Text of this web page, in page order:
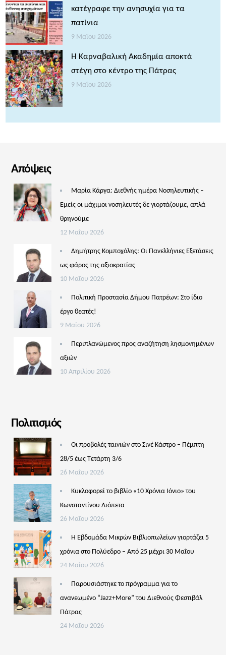
κατέγραφε την ανησυχία για τα
πατίνια
9 Μαΐου 2026
Η Καρναβαλική Ακαδημία αποκτά
στέγη στο κέντρο της Πάτρας
9 Μαΐου 2026
Απόψεις
Μαρία Κάργα: Διεθνής ημέρα Νοσηλευτικής –
Εμείς οι μάχιμοι νοσηλευτές δε γιορτάζουμε, απλά
θρηνούμε
12 Μαΐου 2026
Δημήτρης Κομποχόλης: Οι Πανελλήνιες Εξετάσεις
ως φάρος της αξιοκρατίας
10 Μαΐου 2026
Πολιτική Προστασία Δήμου Πατρέων: Στο ίδιο
έργο θεατές!
9 Μαΐου 2026
Περιπλανώμενος προς αναζήτηση λησμονημένων
αξιών
10 Απριλίου 2026
Πολιτισμός
Οι προβολές ταινιών στο Σινέ Κάστρο – Πέμπτη
28/5 έως Τετάρτη 3/6
26 Μαΐου 2026
Κυκλοφορεί το βιβλίο «10 Χρόνια Ιόνιο» του
Κωνσταντίνου Λιόπετα
26 Μαΐου 2026
Η Εβδομάδα Μικρών Βιβλιοπωλείων γιορτάζει 5
χρόνια στο Πολύεδρο – Από 25 μέχρι 30 Μαΐου
24 Μαΐου 2026
Παρουσιάστηκε το πρόγραμμα για το
ανανεωμένο “Jazz+More” του Διεθνούς Φεστιβάλ
Πάτρας
24 Μαΐου 2026